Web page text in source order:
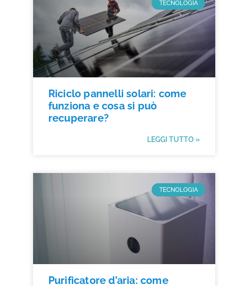
TECNOLOGIA
Riciclo pannelli solari: come
funziona e cosa si può
recuperare?
LEGGI TUTTO »
TECNOLOGIA
Purificatore d’aria: come